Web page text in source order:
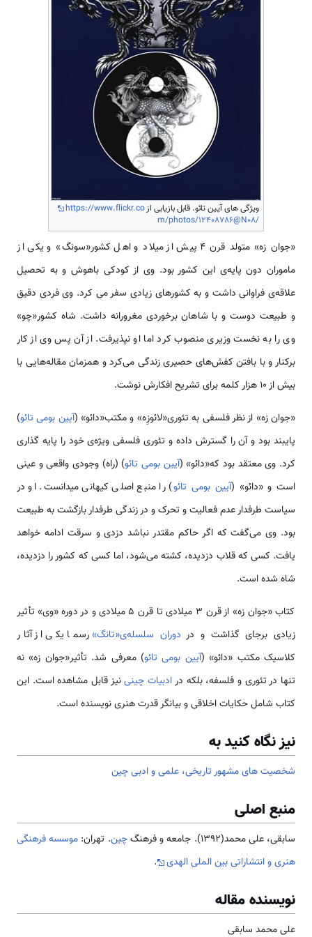
ویژگی های آیین تائو. قابل بازیابی ازhttps://www.flickr.co
m/photos/12408786@N08/
«جوان زه» متولد قرن 4 پیش از میلاد و اهل کشور«سونگ» و یکی از
ماموران دون پایه­‌ی این کشور بود. وی از کودکی باهوش و به تحصیل
علاقه­‌ی فراوانی داشت و به کشورهای زیادی سفر می­ کرد. وی فردی دقیق
و طبیعت دوست و با شاهان برخوردی مغرورانه داشت. شاه کشور«چو»
وی را به نخست وزیری منصوب کرد اما او نپذیرفت. از آن پس وی از کار
برکنار و با بافتن کفش­‌های حصیری زندگی می‌کرد و همزمان مقاله‌­هایی با
بیش از 10 هزار کلمه برای تشریح افکارش نوشت.
«جوان زه» از نظر فلسفی به تئوری«لائو­زِه» و مکتب«دائو» (آیین بومی تائو)
پایبند بود و آن را گسترش داده و تئوری فلسفی ویژه­‌ی خود را پایه گذاری
کرد. وی معتقد بود که«دائو» (آیین بومی تائو) (راه) وجودی واقعی و عینی
است و «دائو» (آیین بومی تائو) را منبع اصلی کیهانی می­دانست. او در
سیاست طرفدار عدم فعالیت و تحرک و در زندگی طرفدار بازگشت به طبیعت
بود. وی می‌گفت که اگر حاکم مقتدر نباشد دزدی و سرقت ادامه خواهد
یافت. کسی که قلاب دزدیده، کشته می‌شود، اما کسی که کشور را دزدیده،
شاه شده است.
کتاب «جوان زه» از قرن 3 میلادی تا قرن 5 میلادی و در دوره «وی» تأثیر
زیادی برجای گذاشت و در دوران سلسله‌­ی«تانگ» رسما یکی از آثار
کلاسیک مکتب «دائو» (آیین بومی تائو) معرفی شد. تأثیر«جوان زه» نه
تنها در تئوری و فلسفه، بلکه درادبیات چینینیز قابل مشاهده است. این
کتاب شامل حکایات اخلاقی و بیانگر قدرت هنری نویسنده است.
نیز نگاه کنید به
شخصیت های مشهور تاریخی، علمی و ادبی چین
منبع اصلی
سابقی، علی محمد(1392). جامعه و فرهنگ چین. تهران: موسسه فرهنگی
هنری و انتشاراتی بین الملی الهدی
.
نویسنده مقاله
علی محمد سابقی